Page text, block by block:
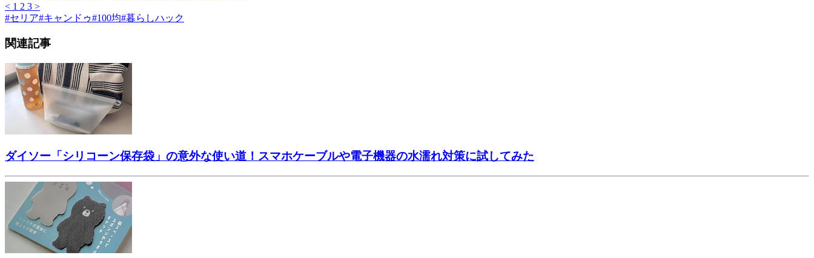
< 1 2 3 >
#セリア#キャンドゥ#100均#暮らしハック
関連記事
ダイソー「シリコーン保存袋」の意外な使い道！スマホケーブルや電子機器の水濡れ対策に試してみた